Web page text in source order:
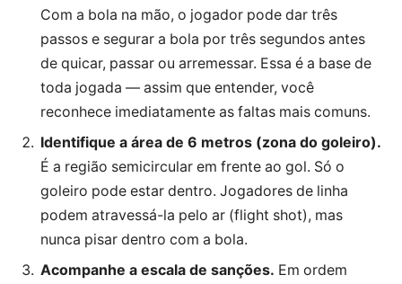
Com a bola na mão, o jogador pode dar três
passos e segurar a bola por três segundos antes
de quicar, passar ou arremessar. Essa é a base de
toda jogada — assim que entender, você
reconhece imediatamente as faltas mais comuns.
Identifique a área de 6 metros (zona do goleiro).
É a região semicircular em frente ao gol. Só o
goleiro pode estar dentro. Jogadores de linha
podem atravessá-la pelo ar (flight shot), mas
nunca pisar dentro com a bola.
Acompanhe a escala de sanções. Em ordem